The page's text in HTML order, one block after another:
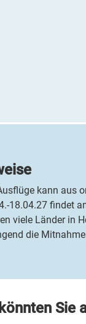
kann aus
18.04.27 findet
viele Länder in
die
Sie